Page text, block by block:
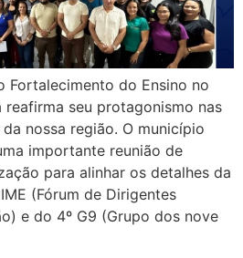
Fortalecimento do Ensino no
seu protagonismo nas
nossa região. O município
importante reunião de
para alinhar os detalhes da
(Fórum de Dirigentes
e do 4º G9 (Grupo dos nove